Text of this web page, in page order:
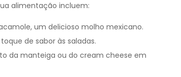
alimentação incluem:
um delicioso molho mexicano.
de sabor às saladas.
da manteiga ou do cream cheese em